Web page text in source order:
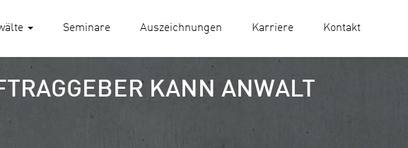
Seminare Auszeichnungen Karriere Kontakt
KANN ANWALT